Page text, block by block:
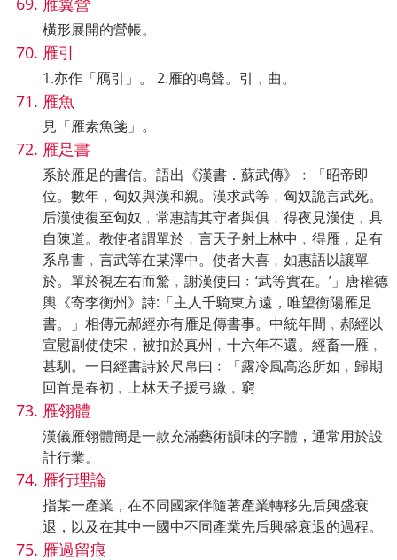
橫形展開的營帳。
雁引
1.亦作「鴈引」。 2.雁的鳴聲。引﹐曲。
雁魚
見「雁素魚箋」。
雁足書
系於雁足的書信。語出《漢書．蘇武傳》﹕「昭帝即
位。數年﹐匈奴與漢和親。漢求武等﹐匈奴詭言武死。
后漢使復至匈奴﹐常惠請其守者與俱﹐得夜見漢使﹐具
自陳道。教使者謂單於﹐言天子射上林中﹐得雁﹐足有
系帛書﹐言武等在某澤中。使者大喜﹐如惠語以讓單
於。單於視左右而驚﹐謝漢使曰﹕‘武等實在。’」唐權德
輿《寄李衡州》詩:「主人千騎東方遠，唯望衡陽雁足
書。」相傳元郝經亦有雁足傳書事。中統年間﹐郝經以
宣慰副使使宋﹐被扣於真州﹐十六年不還。經畜一雁﹐
甚馴。一日經書詩於尺帛曰﹕「露冷風高恣所如﹐歸期
回首是春初﹐上林天子援弓繳﹐窮
雁翎體
漢儀雁翎體簡是一款充滿藝術韻味的字體，通常用於設
計行業。
雁行理論
指某一產業，在不同國家伴隨著產業轉移先后興盛衰
退，以及在其中一國中不同產業先后興盛衰退的過程。
雁過留痕